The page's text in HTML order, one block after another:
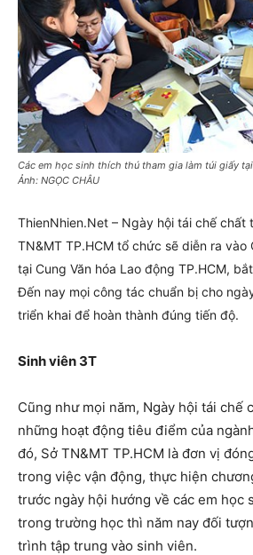
Các em học sinh thích thú tham gia làm túi giấy
Ảnh: NGỌC CHÂU
ThienNhien.Net – Ngày hội tái chế chất
TN&MT TP.HCM tổ chức sẽ diễn ra
tại Cung Văn hóa Lao động TP.HCM,
Đến nay mọi công tác chuẩn bị cho
triển khai để hoàn thành đúng tiến độ.
Sinh viên 3T
Cũng như mọi năm, Ngày hội tái chế
những hoạt động tiêu điểm của
đó, Sở TN&MT TP.HCM là đơn vị
trong việc vận động, thực hiện
trước ngày hội hướng về các em học
trong trường học thì năm nay đối
trình tập trung vào sinh viên.